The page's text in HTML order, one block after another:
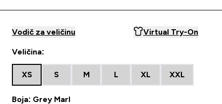
Vodič za veličinu Virtual Try-On
Veličina:
XS S M L XL XXL
Boja: Grey Marl